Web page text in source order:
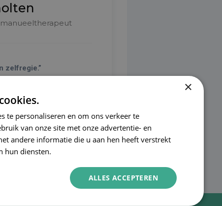
zelfregie.”
te geven in
Heeft een
zijn gezin.
×
te personaliseren en om ons verkeer te
van onze site met onze advertentie- en
andere informatie die u aan hen heeft verstrekt
hun diensten.
ALLES ACCEPTEREN